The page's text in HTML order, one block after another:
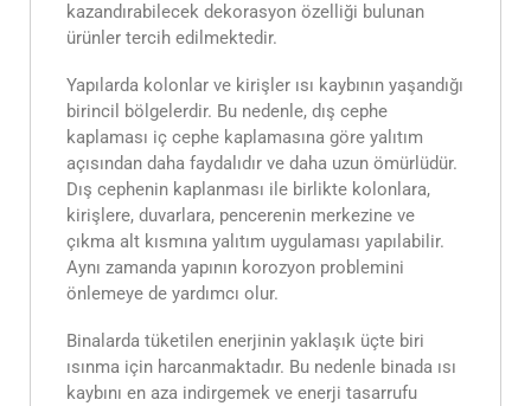
kazandırabilecek dekorasyon özelliği bulunan
ürünler tercih edilmektedir.
Yapılarda kolonlar ve kirişler ısı kaybının yaşandığı
birincil bölgelerdir. Bu nedenle, dış cephe
kaplaması iç cephe kaplamasına göre yalıtım
açısından daha faydalıdır ve daha uzun ömürlüdür.
Dış cephenin kaplanması ile birlikte kolonlara,
kirişlere, duvarlara, pencerenin merkezine ve
çıkma alt kısmına yalıtım uygulaması yapılabilir.
Aynı zamanda yapının korozyon problemini
önlemeye de yardımcı olur.
Binalarda tüketilen enerjinin yaklaşık üçte biri
ısınma için harcanmaktadır. Bu nedenle binada ısı
kaybını en aza indirgemek ve enerji tasarrufu